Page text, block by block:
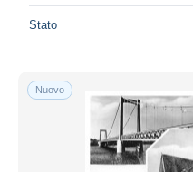
Stato
Nuovo